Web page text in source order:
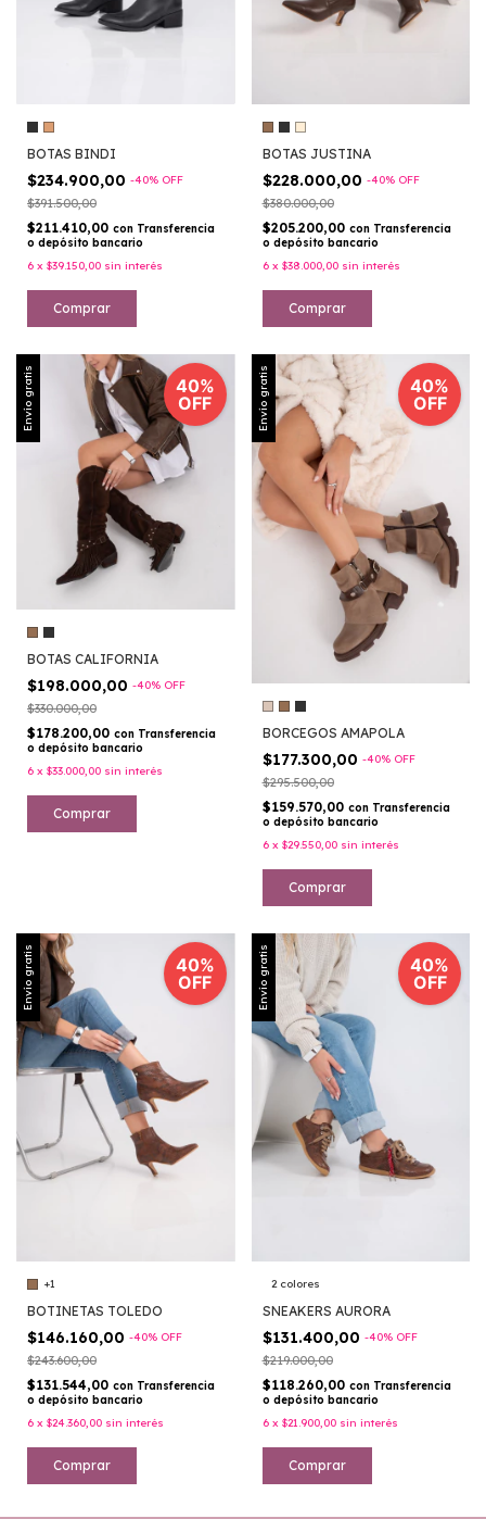
BOTAS BINDI
$234.900,00 -40% OFF
$391.500,00
$211.410,00 con Transferencia
o depósito bancario
6 x $39.150,00 sin interés
Comprar
BOTAS JUSTINA
$228.000,00 -40% OFF
$380.000,00
$205.200,00 con Transferencia
o depósito bancario
6 x $38.000,00 sin interés
Comprar
Envío gratis
40%
OFF
BOTAS CALIFORNIA
$198.000,00 -40% OFF
$330.000,00
$178.200,00 con Transferencia
o depósito bancario
6 x $33.000,00 sin interés
Comprar
Envío gratis
40%
OFF
BORCEGOS AMAPOLA
$177.300,00 -40% OFF
$295.500,00
$159.570,00 con Transferencia
o depósito bancario
6 x $29.550,00 sin interés
Comprar
Envío gratis
40%
OFF
+1
BOTINETAS TOLEDO
$146.160,00 -40% OFF
$243.600,00
$131.544,00 con Transferencia
o depósito bancario
6 x $24.360,00 sin interés
Comprar
Envío gratis
40%
OFF
2 colores
SNEAKERS AURORA
$131.400,00 -40% OFF
$219.000,00
$118.260,00 con Transferencia
o depósito bancario
6 x $21.900,00 sin interés
Comprar